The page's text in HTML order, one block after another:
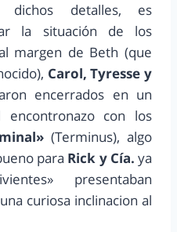
dichos detalles, es
la situación de los
margen de Beth (que
Carol, Tyresse y
encerrados en un
con los
(Terminus), algo
para Rick y Cía. ya
presentaban
curiosa inclinacion al